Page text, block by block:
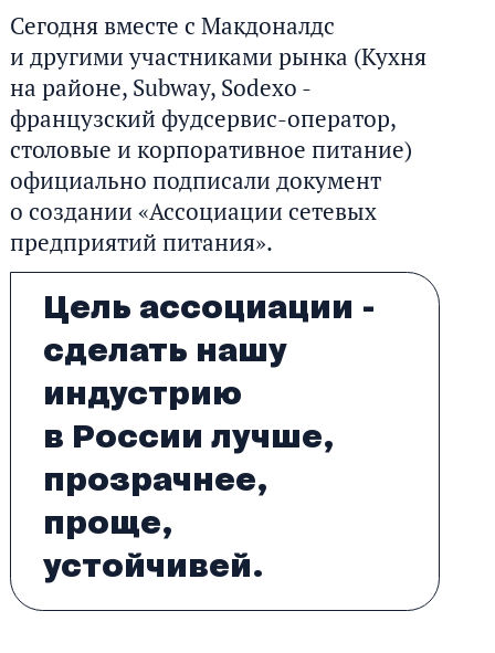
Сегодня вместе с Макдоналдс
и другими участниками рынка (Кухня
на районе, Subway, Sodexo -
французский фудсервис-оператор,
столовые и корпоративное питание)
официально подписали документ
о создании «Ассоциации сетевых
предприятий питания».
Цель ассоциации -
сделать нашу
индустрию
в России лучше,
прозрачнее,
проще,
устойчивей.